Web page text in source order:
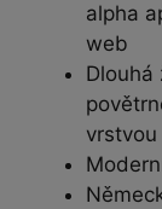
alpha
web
Dlouhá
vrstvou